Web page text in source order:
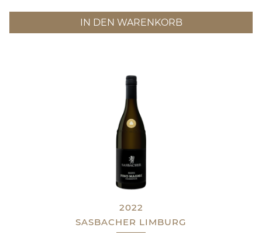
IN DEN WARENKORB
2022
SASBACHER LIMBURG